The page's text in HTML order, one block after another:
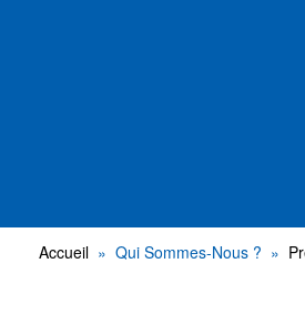
Accueil Qui Sommes-Nous ?